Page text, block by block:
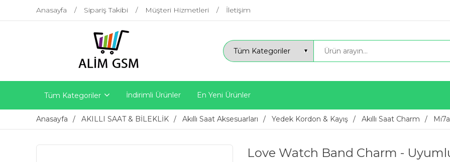
Anasayfa Sipariş Takibi Müşteri Hizmetleri İletişim
Tüm Kategoriler İndirimli Ürünler En Yeni Ürünler
Anasayfa AKILLI SAAT & BİLEKLİK Akıllı Saat Aksesuarları Yedek Kordon & Kayış Akıllı Saat Charm Mi7a
Love Watch Band Charm -